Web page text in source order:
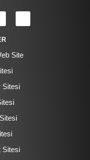
Site
Sitesi
Sitesi